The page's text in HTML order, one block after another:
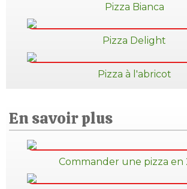
Pizza Bianca
Pizza Delight
Pizza à l'abricot
En savoir plus
Commander une pizza en